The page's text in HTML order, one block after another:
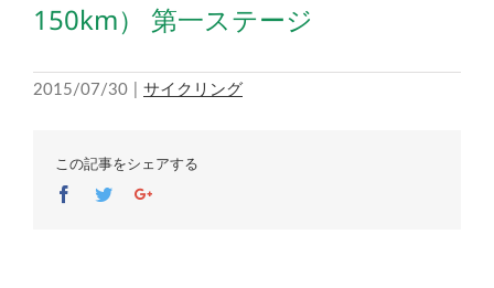
150km） 第一ステージ
2015/07/30 サイクリング
この記事をシェアする
Facebook
TwitterGoogle+